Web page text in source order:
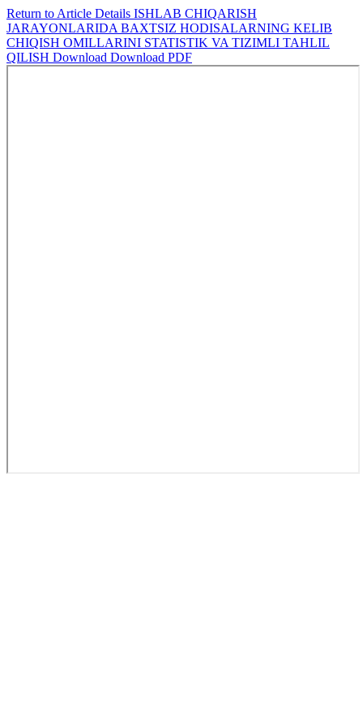
Return to Article Details ISHLAB CHIQARISH
JARAYONLARIDA BAXTSIZ HODISALARNING KELIB
CHIQISH OMILLARINI STATISTIK VA TIZIMLI TAHLIL
QILISH Download Download PDF